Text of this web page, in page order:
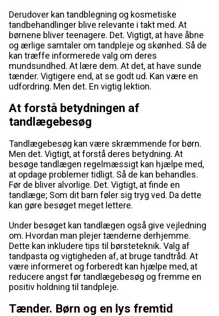
Derudover kan tandblegning og kosmetiske
tandbehandlinger blive relevante i takt med. At
børnene bliver teenagere. Det. Vigtigt, at have åbne
og ærlige samtaler om tandpleje og skønhed. Så de
kan træffe informerede valg om deres
mundsundhed. At lære dem. At det, at have sunde
tænder. Vigtigere end, at se godt ud. Kan være en
udfordring. Men det. En vigtig lektion.
At forstå betydningen af
tandlægebesøg
Tandlægebesøg kan være skræmmende for børn.
Men det. Vigtigt, at forstå deres betydning. At
besøge tandlægen regelmæssigt kan hjælpe med,
at opdage problemer tidligt. Så de kan behandles.
Før de bliver alvorlige. Det. Vigtigt, at finde en
tandlæge; Som dit barn føler sig tryg ved. Da dette
kan gøre besøget meget lettere.
Under besøget kan tandlægen også give vejledning
om. Hvordan man plejer tænderne derhjemme.
Dette kan inkludere tips til børsteteknik. Valg af
tandpasta og vigtigheden af, at bruge tandtråd. At
være informeret og forberedt kan hjælpe med, at
reducere angst før tandlægebesøg og fremme en
positiv holdning til tandpleje.
Tænder. Børn og en lys fremtid